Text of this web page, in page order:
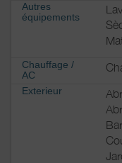
Autres
équipements
Chauffage /
AC
Exterieur